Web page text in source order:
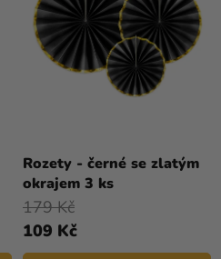
Rozety - černé se zlatým
okrajem 3 ks
109 Kč
179 Kč